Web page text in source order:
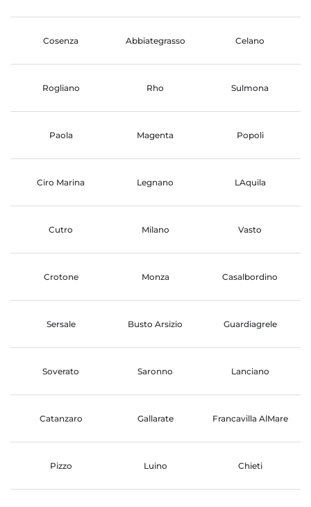
Cosenza Abbiategrasso Celano
Rogliano Rho Sulmona
Paola Magenta Popoli
Ciro Marina Legnano LAquila
Cutro Milano Vasto
Crotone Monza Casalbordino
Sersale Busto Arsizio Guardiagrele
Soverato Saronno Lanciano
Catanzaro Gallarate Francavilla AlMare
Pizzo Luino Chieti